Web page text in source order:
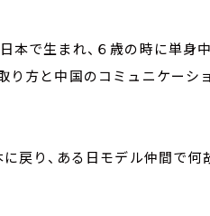
で生まれ、６歳の時に単身
り方と中国のコミュニケーシ
戻り、ある日モデル仲間で何